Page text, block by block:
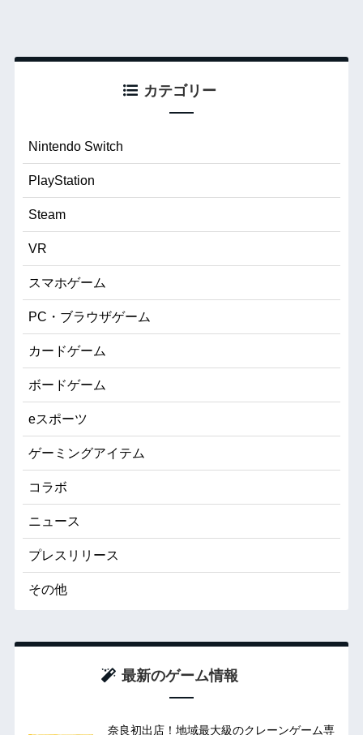
カテゴリー
Nintendo Switch
PlayStation
Steam
VR
スマホゲーム
PC・ブラウザゲーム
カードゲーム
ボードゲーム
eスポーツ
ゲーミングアイテム
コラボ
ニュース
プレスリリース
その他
最新のゲーム情報
奈良初出店！地域最大級のクレーンゲーム専